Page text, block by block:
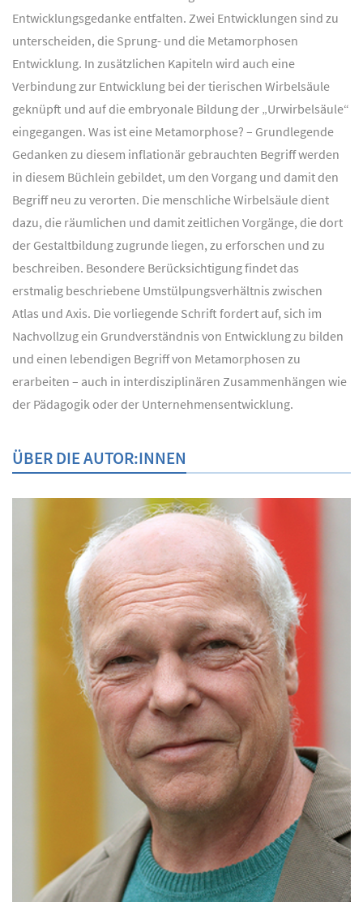
Entwicklungsgedanke entfalten. Zwei Entwicklungen sind zu
unterscheiden, die Sprung- und die Metamorphosen
Entwicklung. In zusätzlichen Kapiteln wird auch eine
Verbindung zur Entwicklung bei der tierischen Wirbelsäule
geknüpft und auf die embryonale Bildung der „Urwirbelsäule“
eingegangen. Was ist eine Metamorphose? – Grundlegende
Gedanken zu diesem inflationär gebrauchten Begriff werden
in diesem Büchlein gebildet, um den Vorgang und damit den
Begriff neu zu verorten. Die menschliche Wirbelsäule dient
dazu, die räumlichen und damit zeitlichen Vorgänge, die dort
der Gestaltbildung zugrunde liegen, zu erforschen und zu
beschreiben. Besondere Berücksichtigung findet das
erstmalig beschriebene Umstülpungsverhältnis zwischen
Atlas und Axis. Die vorliegende Schrift fordert auf, sich im
Nachvollzug ein Grundverständnis von Entwicklung zu bilden
und einen lebendigen Begriff von Metamorphosen zu
erarbeiten – auch in interdisziplinären Zusammenhängen wie
der Pädagogik oder der Unternehmensentwicklung.
ÜBER DIE AUTOR:INNEN